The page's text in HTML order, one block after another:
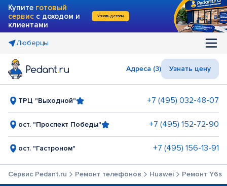
Купите готовый
сервис с доходом и
клиентами
Узнать детали
Люберцы
Адреса (3) Узнать цену
ТРЦ "Выходной" +7 (495) 032-48-07
ост. "Проспект Победы" +7 (495) 152-72-90
ост. "Гастроном" +7 (495) 156-13-91
Сервис Pedant.ru Ремонт телефонов Huawei Ремонт Y6s